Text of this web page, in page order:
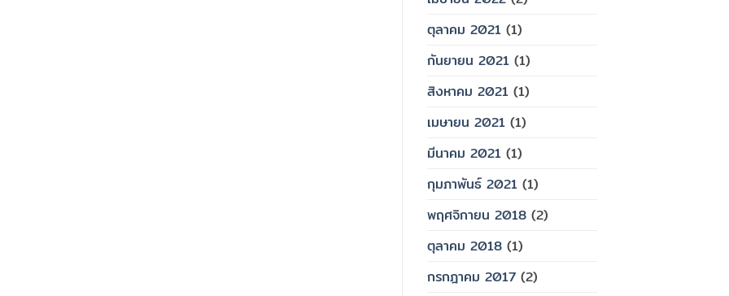
ตุลาคม 2021 (1)
กันยายน 2021 (1)
สิงหาคม 2021 (1)
เมษายน 2021 (1)
มีนาคม 2021 (1)
กุมภาพันธ์ 2021 (1)
พฤศจิกายน 2018 (2)
ตุลาคม 2018 (1)
กรกฎาคม 2017 (2)